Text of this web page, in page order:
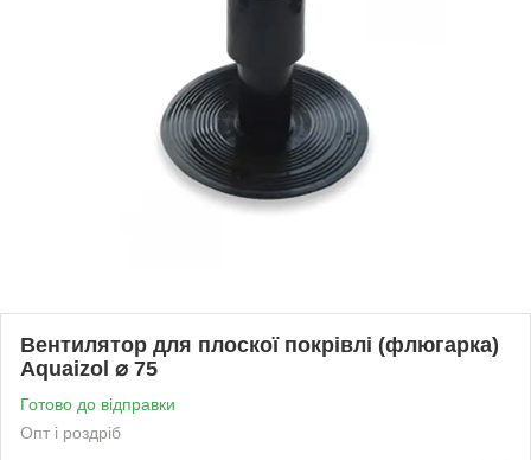
Вентилятор для плоскої покрівлі (флюгарка)
Aquaizol ⌀ 75
Готово до відправки
Опт і роздріб